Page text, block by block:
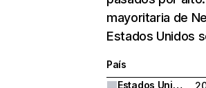
mayoritaria de
Estados Unidos
País
Estados Unidos